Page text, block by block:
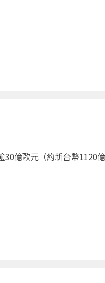
億歐元（約新台幣1120